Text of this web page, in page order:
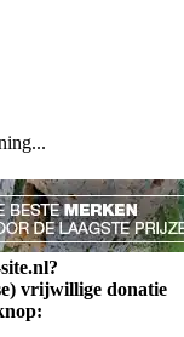
vrijwillige donatie